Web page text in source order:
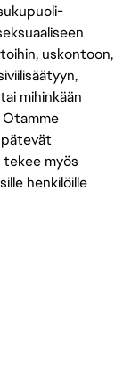
uskontoon,
mihinkään
Otamme
tekee myös
henkilöille